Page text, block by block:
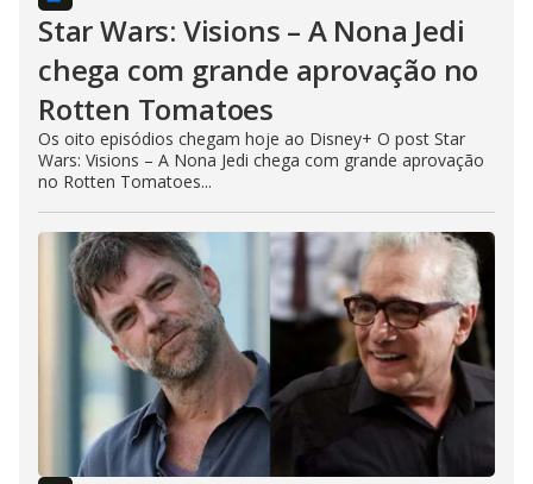
Star Wars: Visions – A Nona Jedi
chega com grande aprovação no
Rotten Tomatoes
Os oito episódios chegam hoje ao Disney+ O post Star
Wars: Visions – A Nona Jedi chega com grande aprovação
no Rotten Tomatoes...